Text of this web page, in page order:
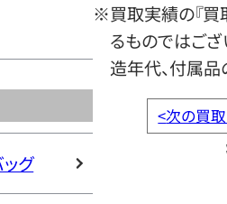
グ
※買取実績の『買
るものではござ
造年代、付属品
<次の買